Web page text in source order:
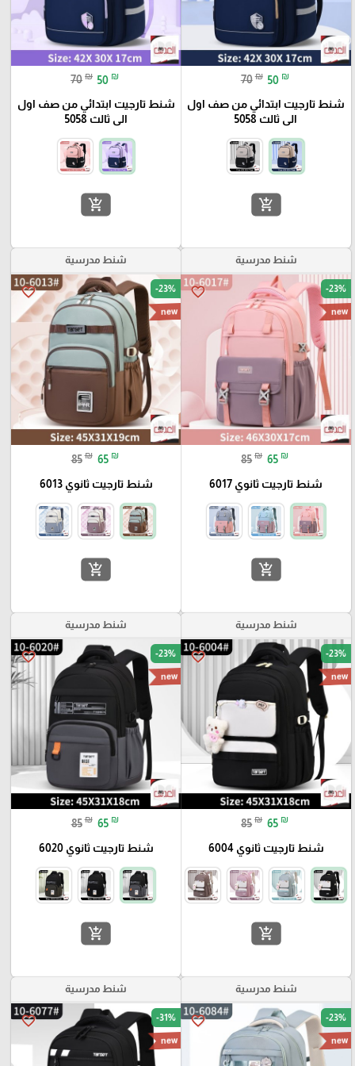
70 ₪ 50 ₪
شنط تارجيت ابتدائي من صف اول
الى ثالث 5058
add_shopping_cart
70 ₪ 50 ₪
شنط تارجيت ابتدائي من صف اول
الى ثالث 5058
add_shopping_cart
شنط مدرسية
favorite_border -23%
new
85 ₪ 65 ₪
شنط تارجيت ثانوي 6017
add_shopping_cart
شنط مدرسية
favorite_border -23%
new
85 ₪ 65 ₪
شنط تارجيت ثانوي 6013
add_shopping_cart
شنط مدرسية
favorite_border -23%
new
85 ₪ 65 ₪
شنط تارجيت ثانوي 6004
add_shopping_cart
شنط مدرسية
favorite_border -23%
new
85 ₪ 65 ₪
شنط تارجيت ثانوي 6020
add_shopping_cart
شنط مدرسية
favorite_border -23%
new
شنط مدرسية
favorite_border -31%
new